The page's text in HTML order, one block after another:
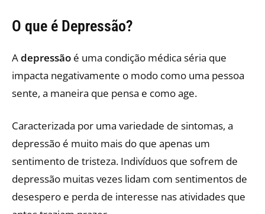
O que é Depressão?
Adepressão é uma condição médica séria que
impacta negativamente o modo como uma pessoa
sente, a maneira que pensa e como age.
Caracterizada por uma variedade de sintomas, a
depressão é muito mais do que apenas um
sentimento de tristeza. Indivíduos que sofrem de
depressão muitas vezes lidam com sentimentos de
desespero e perda de interesse nas atividades que